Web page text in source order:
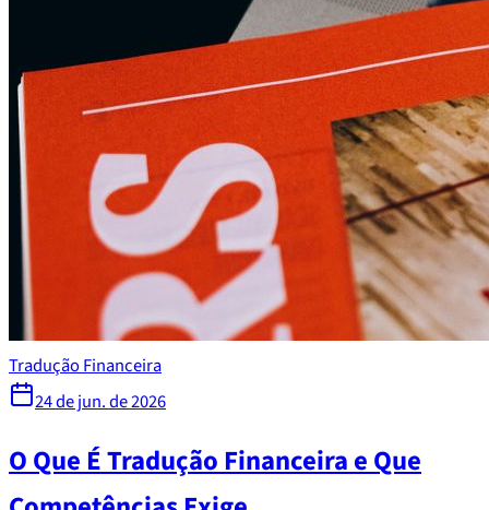
Tradução Financeira
24 de jun. de 2026
O Que É Tradução Financeira e Que